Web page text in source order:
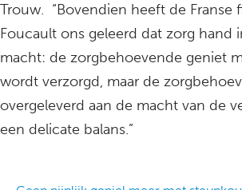
Trouw. “Bovendien heeft de Franse
Foucault ons geleerd dat zorg hand
macht: de zorgbehoevende geniet
wordt verzorgd, maar de
overgeleverd aan de macht van de
een delicate balans.”